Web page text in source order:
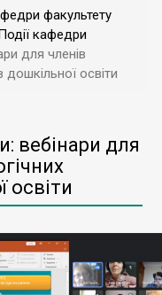
факультету
кафедри
для членів
дошкільної освіти
вебінари для
освіти